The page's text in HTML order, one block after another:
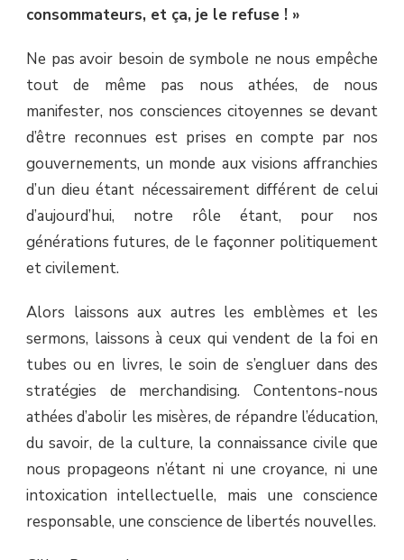
consommateurs, et ça, je le refuse ! »
Ne pas avoir besoin de symbole ne nous empêche
tout de même pas nous athées, de nous
manifester, nos consciences citoyennes se devant
d’être reconnues est prises en compte par nos
gouvernements, un monde aux visions affranchies
d’un dieu étant nécessairement différent de celui
d’aujourd’hui, notre rôle étant, pour nos
générations futures, de le façonner politiquement
et civilement.
Alors laissons aux autres les emblèmes et les
sermons, laissons à ceux qui vendent de la foi en
tubes ou en livres, le soin de s’engluer dans des
stratégies de merchandising. Contentons-nous
athées d’abolir les misères, de répandre l’éducation,
du savoir, de la culture, la connaissance civile que
nous propageons n’étant ni une croyance, ni une
intoxication intellectuelle, mais une conscience
responsable, une conscience de libertés nouvelles.